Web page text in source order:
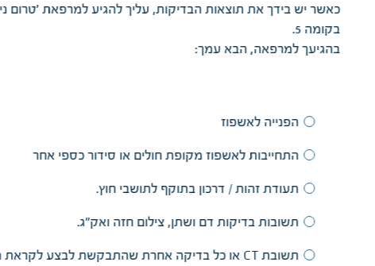
כאשר יש בידך את תוצאות הבדיקות, עליך להגיע למרפאת ׳טרום
בקומה 5.
בהגיעך למרפאה, הבא עמך:
הפנייה לאשפוז
התחייבות לאשפוז מקופת חולים או סידור כספי אחר
תעודת זהות / דרכון בתוקף לתושבי חוץ.
תשובות בדיקות דם ושתן, צילום חזה ואק״ג.
תשובת CT או כל בדיקה אחרת שהתבקשת לבצע לקראת הניתוח.